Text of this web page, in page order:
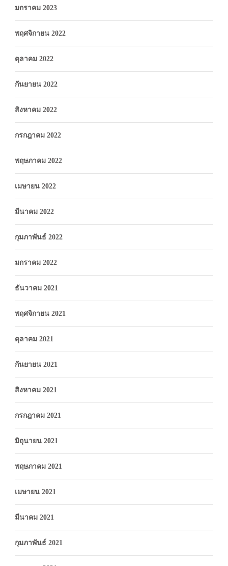
มกราคม 2023
พฤศจิกายน 2022
ตุลาคม 2022
กันยายน 2022
สิงหาคม 2022
กรกฎาคม 2022
พฤษภาคม 2022
เมษายน 2022
มีนาคม 2022
กุมภาพันธ์ 2022
มกราคม 2022
ธันวาคม 2021
พฤศจิกายน 2021
ตุลาคม 2021
กันยายน 2021
สิงหาคม 2021
กรกฎาคม 2021
มิถุนายน 2021
พฤษภาคม 2021
เมษายน 2021
มีนาคม 2021
กุมภาพันธ์ 2021